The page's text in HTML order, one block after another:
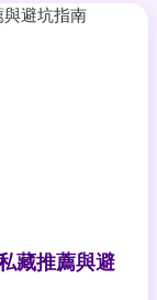
藏推薦與避